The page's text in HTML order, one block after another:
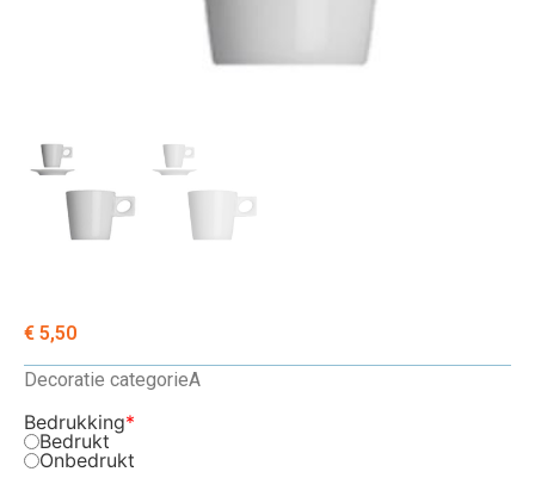
€ 5,50
Decoratie categorieA
*
Bedrukking
Bedrukt
Onbedrukt